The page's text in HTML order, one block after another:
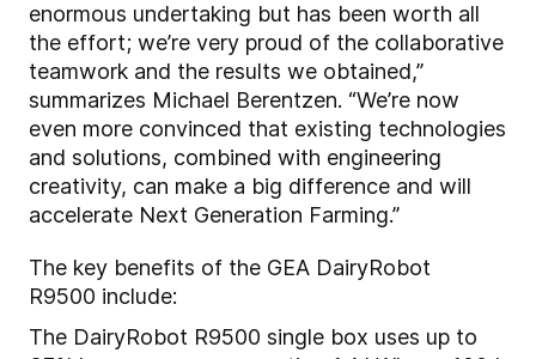
enormous undertaking but has been worth all
the effort; we’re very proud of the collaborative
teamwork and the results we obtained,”
summarizes Michael Berentzen. “We’re now
even more convinced that existing technologies
and solutions, combined with engineering
creativity, can make a big difference and will
accelerate Next Generation Farming.”
The key benefits of the GEA DairyRobot
R9500 include:
The DairyRobot R9500 single box uses up to